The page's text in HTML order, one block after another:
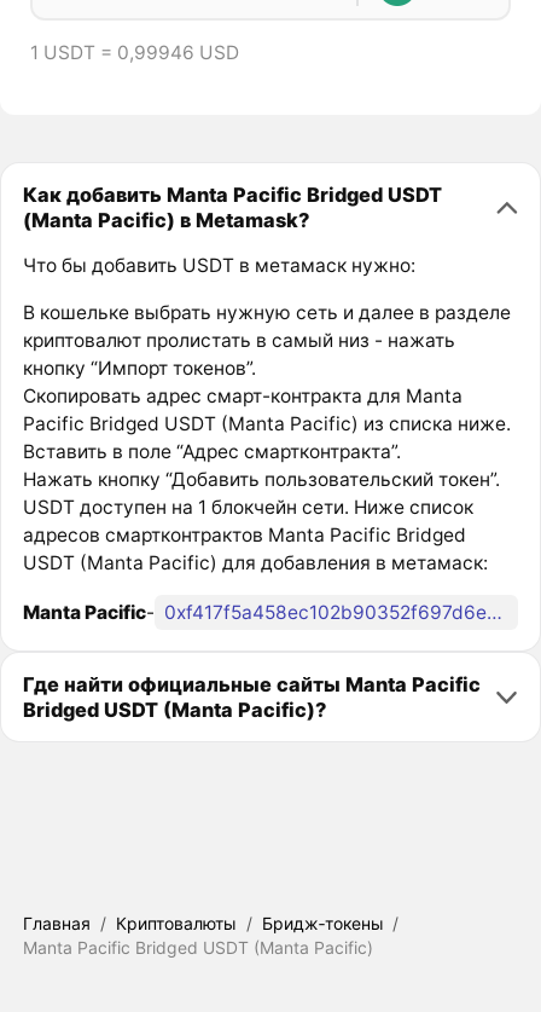
1 USDT = 0,99946 USD
Как добавить Manta Pacific Bridged USDT
(Manta Pacific) в Metamask?
Что бы добавить USDT в метамаск нужно:
В кошельке выбрать нужную сеть и далее в разделе
криптовалют пролистать в самый низ - нажать
кнопку “Импорт токенов”.
Скопировать адрес смарт-контракта для Manta
Pacific Bridged USDT (Manta Pacific) из списка ниже.
Вставить в поле “Адрес смартконтракта”.
Нажать кнопку “Добавить пользовательский токен”.
USDT доступен на 1 блокчейн сети. Ниже список
адресов смартконтрактов Manta Pacific Bridged
USDT (Manta Pacific) для добавления в метамаск:
Manta Pacific- 0xf417f5a458ec102b90352f697d6e2ac3a3d2851f
Где найти официальные сайты Manta Pacific
Bridged USDT (Manta Pacific)?
Главная / Криптовалюты / Бридж‑токены /
Manta Pacific Bridged USDT (Manta Pacific)